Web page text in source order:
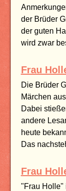
der Brüder
der guten
wird zwar
Frau
Die Brüder
Märchen
Dabei
andere
heute
Das
Frau
"Frau Holle"